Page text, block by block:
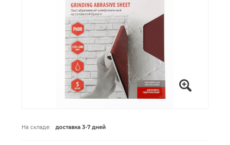
На складе: доставка 3-7 дней